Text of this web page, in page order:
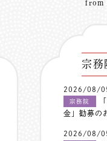
from
宗務
2026/08/
宗務院
金」勧募の
2026/08/